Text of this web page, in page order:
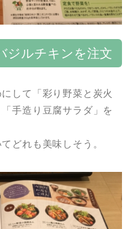
ジルチキンを注文
して「彩り野菜と炭火
手造り豆腐サラダ」を
どれも美味しそう。